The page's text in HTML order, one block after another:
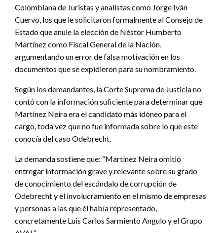
Colombiana de Juristas y analistas como Jorge Iván
Cuervo, los que le solicitaron formalmente al Consejo de
Estado que anule la elección de Néstor Humberto
Martínez como Fiscal General de la Nación,
argumentando un error de falsa motivación en los
documentos que se expidieron para su nombramiento.
Según los demandantes, la Corte Suprema de Justicia no
contó con la información suficiente para determinar que
Martínez Neira era el candidato más idóneo para el
cargo, toda vez que no fue informada sobre lo que este
conocía del caso Odebrecht.
La demanda sostiene que: “Martínez Neira omitió
entregar información grave y relevante sobre su grado
de conocimiento del escándalo de corrupción de
Odebrecht y el involucramiento en el mismo de empresas
y personas a las que él había representado,
concretamente Luis Carlos Sarmiento Angulo y el Grupo